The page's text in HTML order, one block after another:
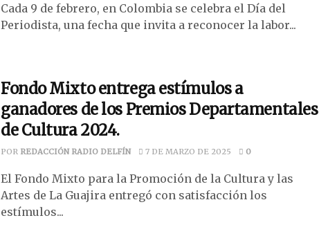
Cada 9 de febrero, en Colombia se celebra el Día del
Periodista, una fecha que invita a reconocer la labor...
Fondo Mixto entrega estímulos a
ganadores de los Premios Departamentales
de Cultura 2024.
POR REDACCIÓN RADIO DELFÍN 7 DE MARZO DE 2025 0
El Fondo Mixto para la Promoción de la Cultura y las
Artes de La Guajira entregó con satisfacción los
estímulos...